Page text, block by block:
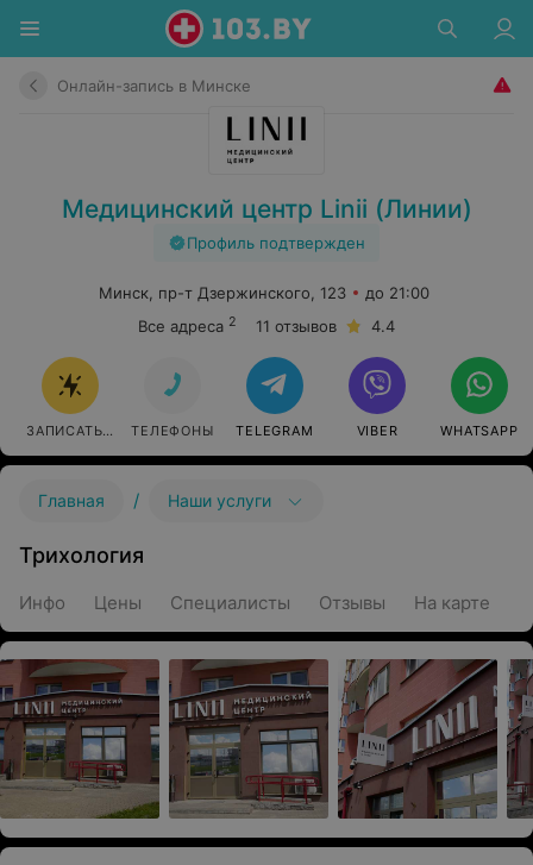
Онлайн-запись в Минске
Медицинский центр Linii (Линии)
Профиль подтвержден
Минск, пр-т Дзержинского, 123
до 21:00
Все адреса 2 11 отзывов 4.4
ЗАПИСАТЬСЯ ОНЛАЙН
ТЕЛЕФОНЫ TELEGRAM VIBER WHATSAPP
Главная / Наши услуги
Трихология
Инфо Цены Специалисты Отзывы На карте